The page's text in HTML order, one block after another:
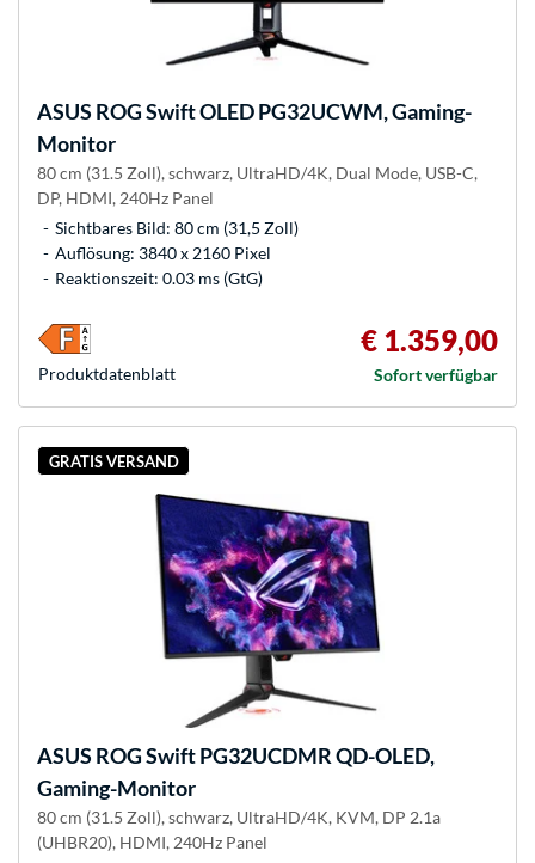
ASUS ROG Swift OLED PG32UCWM, Gaming-
Monitor
80 cm (31.5 Zoll), schwarz, UltraHD/4K, Dual Mode, USB-C,
DP, HDMI, 240Hz Panel
Sichtbares Bild: 80 cm (31,5 Zoll)
Auflösung: 3840 x 2160 Pixel
Reaktionszeit: 0.03 ms (GtG)
€ 1.359,00
Sofort verfügbar
Produkt­datenblatt
GRATIS VERSAND
ASUS ROG Swift PG32UCDMR QD-OLED,
Gaming-Monitor
80 cm (31.5 Zoll), schwarz, UltraHD/4K, KVM, DP 2.1a
(UHBR20), HDMI, 240Hz Panel